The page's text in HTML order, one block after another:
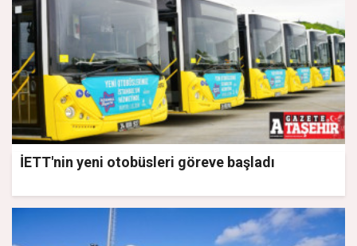
İETT'nin yeni otobüsleri göreve başladı